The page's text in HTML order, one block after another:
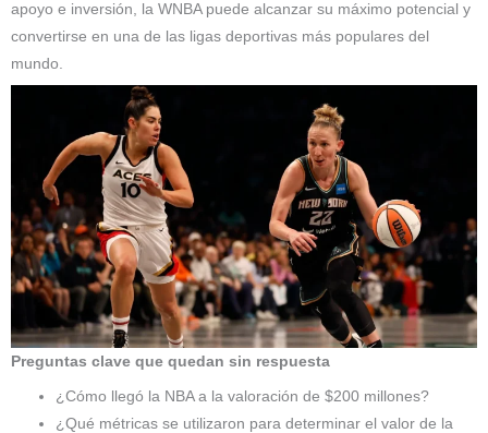
apoyo e inversión, la WNBA puede alcanzar su máximo potencial y
convertirse en una de las ligas deportivas más populares del
mundo.
Preguntas clave que quedan sin respuesta
¿Cómo llegó la NBA a la valoración de $200 millones?
¿Qué métricas se utilizaron para determinar el valor de la